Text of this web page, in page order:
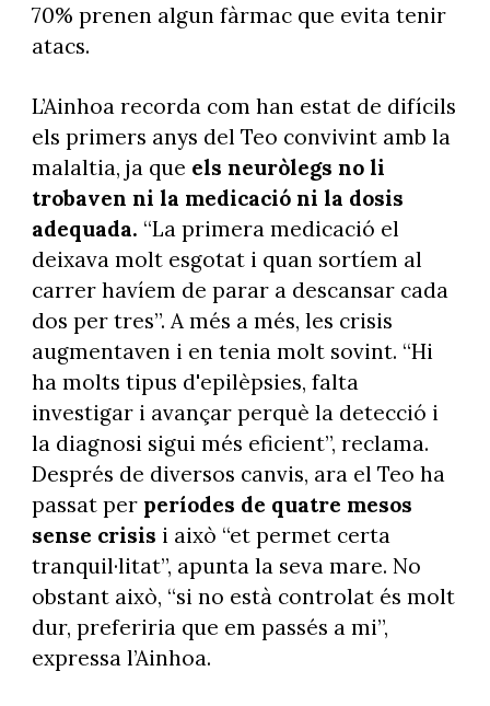
70% prenen algun fàrmac que evita tenir
atacs.
L’Ainhoa recorda com han estat de difícils
els primers anys del Teo convivint amb la
malaltia, ja que els neuròlegs no li
trobaven ni la medicació ni la dosis
adequada. “La primera medicació el
deixava molt esgotat i quan sortíem al
carrer havíem de parar a descansar cada
dos per tres”. A més a més, les crisis
augmentaven i en tenia molt sovint. “Hi
ha molts tipus d'epilèpsies, falta
investigar i avançar perquè la detecció i
la diagnosi sigui més eficient”, reclama.
Després de diversos canvis, ara el Teo ha
passat perperíodes de quatre mesos
sense crisis i això “et permet certa
tranquil·litat”, apunta la seva mare. No
obstant això, “si no està controlat és molt
dur, preferiria que em passés a mi”,
expressa l’Ainhoa.